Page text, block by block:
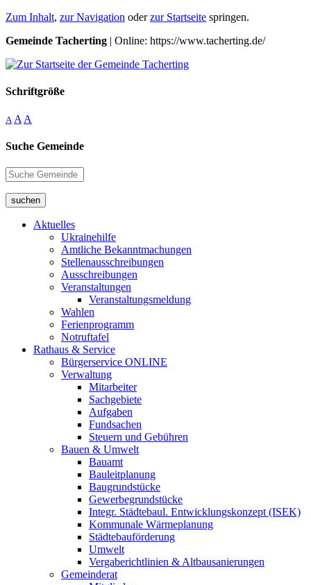
Zum Inhalt, zur Navigation oderzur Startseite springen.
Gemeinde Tacherting | Online: https://www.tacherting.de/
Schriftgröße
A A A
Suche Gemeinde
suchen
Aktuelles
Ukrainehilfe
Amtliche Bekanntmachungen
Stellenausschreibungen
Ausschreibungen
Veranstaltungen
Veranstaltungsmeldung
Wahlen
Ferienprogramm
Notruftafel
Rathaus & Service
Bürgerservice ONLINE
Verwaltung
Mitarbeiter
Sachgebiete
Aufgaben
Fundsachen
Steuern und Gebühren
Bauen & Umwelt
Bauamt
Bauleitplanung
Baugrundstücke
Gewerbegrundstücke
Integr. Städtebaul. Entwicklungskonzept (ISEK)
Kommunale Wärmeplanung
Städtebauförderung
Umwelt
Vergaberichtlinien & Altbausanierungen
Gemeinderat